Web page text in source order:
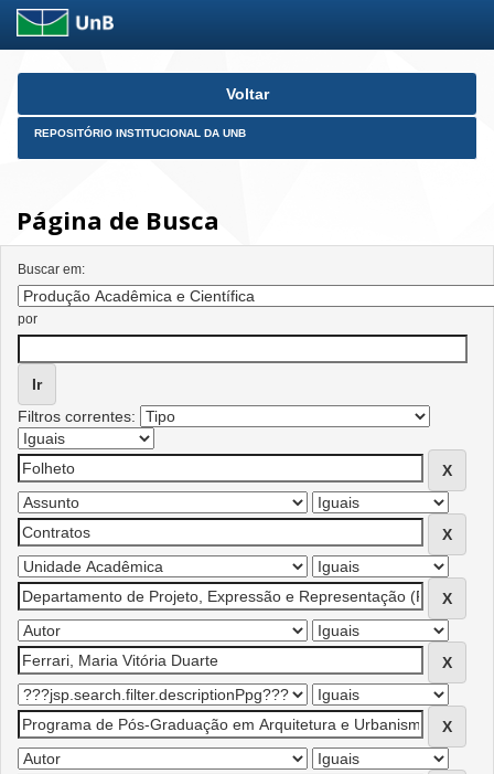
Skip
Voltar
REPOSITÓRIO INSTITUCIONAL DA UNB
Página de Busca
Buscar em:
por
Filtros correntes: